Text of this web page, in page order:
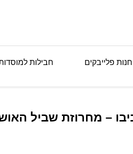
חנות פלייבקים חבילות
– מחרוזת שביל